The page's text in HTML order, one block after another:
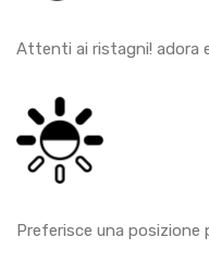
Attenti ai ristagni! adora
Preferisce una posizione